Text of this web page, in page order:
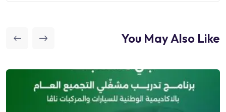
You May Also Like